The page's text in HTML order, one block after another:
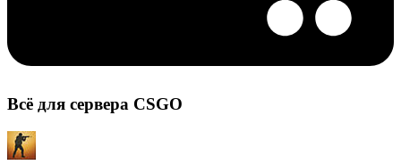
Всё для сервера CSGO